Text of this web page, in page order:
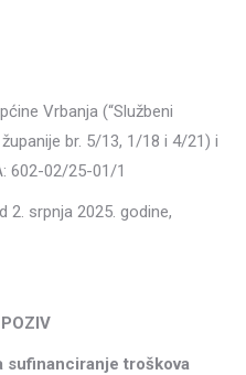
Vrbanja (“Službeni
br. 5/13, 1/18 i 4/21) i
602-02/25-01/1
2. srpnja 2025. godine,
sufinanciranje troškova